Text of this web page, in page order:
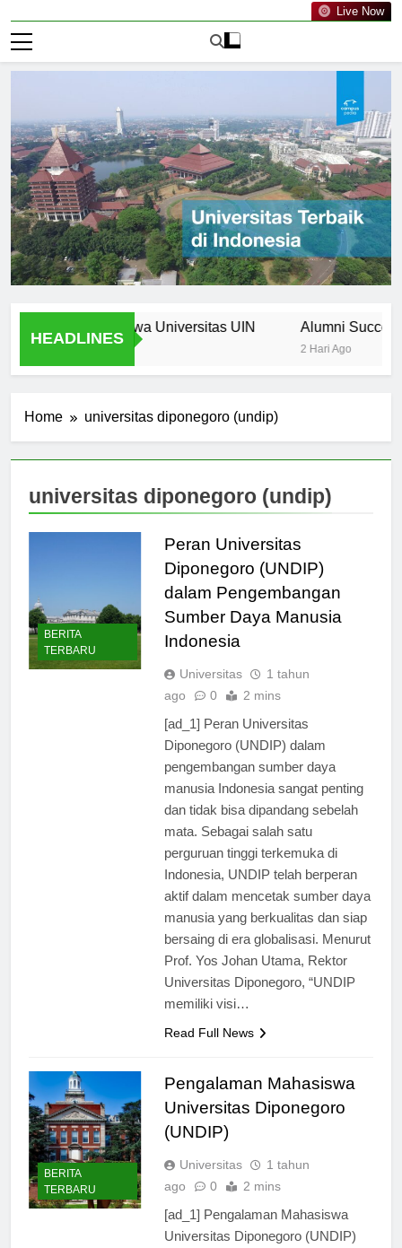
Live Now
HEADLINES
Mahasiswa Universitas UIN Alumni Success
2 Hari Ago
Home universitas diponegoro (undip)
universitas diponegoro (undip)
BERITA
TERBARU
Peran Universitas
Diponegoro (UNDIP)
dalam Pengembangan
Sumber Daya Manusia
Indonesia
Universitas
1 tahun
ago
0 2 mins
[ad_1] Peran Universitas
Diponegoro (UNDIP) dalam
pengembangan sumber daya
manusia Indonesia sangat penting
dan tidak bisa dipandang sebelah
mata. Sebagai salah satu
perguruan tinggi terkemuka di
Indonesia, UNDIP telah berperan
aktif dalam mencetak sumber daya
manusia yang berkualitas dan siap
bersaing di era globalisasi. Menurut
Prof. Yos Johan Utama, Rektor
Universitas Diponegoro, “UNDIP
memiliki visi…
Read Full News
BERITA
TERBARU
Pengalaman Mahasiswa
Universitas Diponegoro
(UNDIP)
Universitas
1 tahun
ago
0 2 mins
[ad_1] Pengalaman Mahasiswa
Universitas Diponegoro (UNDIP)